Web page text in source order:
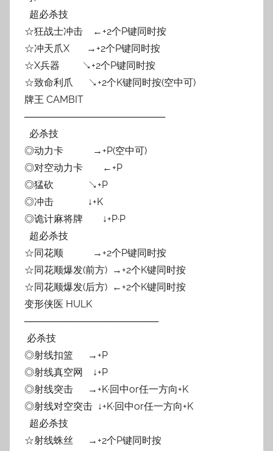
超必杀技
☆狂战士冲击 ←+2个P键同时按
☆冲天爪X →+2个P键同时按
☆X兵器 ↘+2个P键同时按
☆致命利爪 ↘+2个K键同时按(空中可)
牌王 CAMBIT
─────────────────────
必杀技
◎动力卡 →+P(空中可)
◎对空动力卡 ←+P
◎猛砍 ↘+P
◎冲击 ↓+K
◎诡计麻将牌 ↓+P·P
超必杀技
☆同花顺 →+2个P键同时按
☆同花顺爆发(前方) →+2个K键同时按
☆同花顺爆发(后方) ←+2个K键同时按
变形侠医 HULK
────────────────────
必杀技
◎射线扣篮 →+P
◎射线真空网 ↓+P
◎射线突击 →+K·回中or任一方向+K
◎射线对空突击 ↓+K·回中or任一方向+K
超必杀技
☆射线蛛丝 →+2个P键同时按